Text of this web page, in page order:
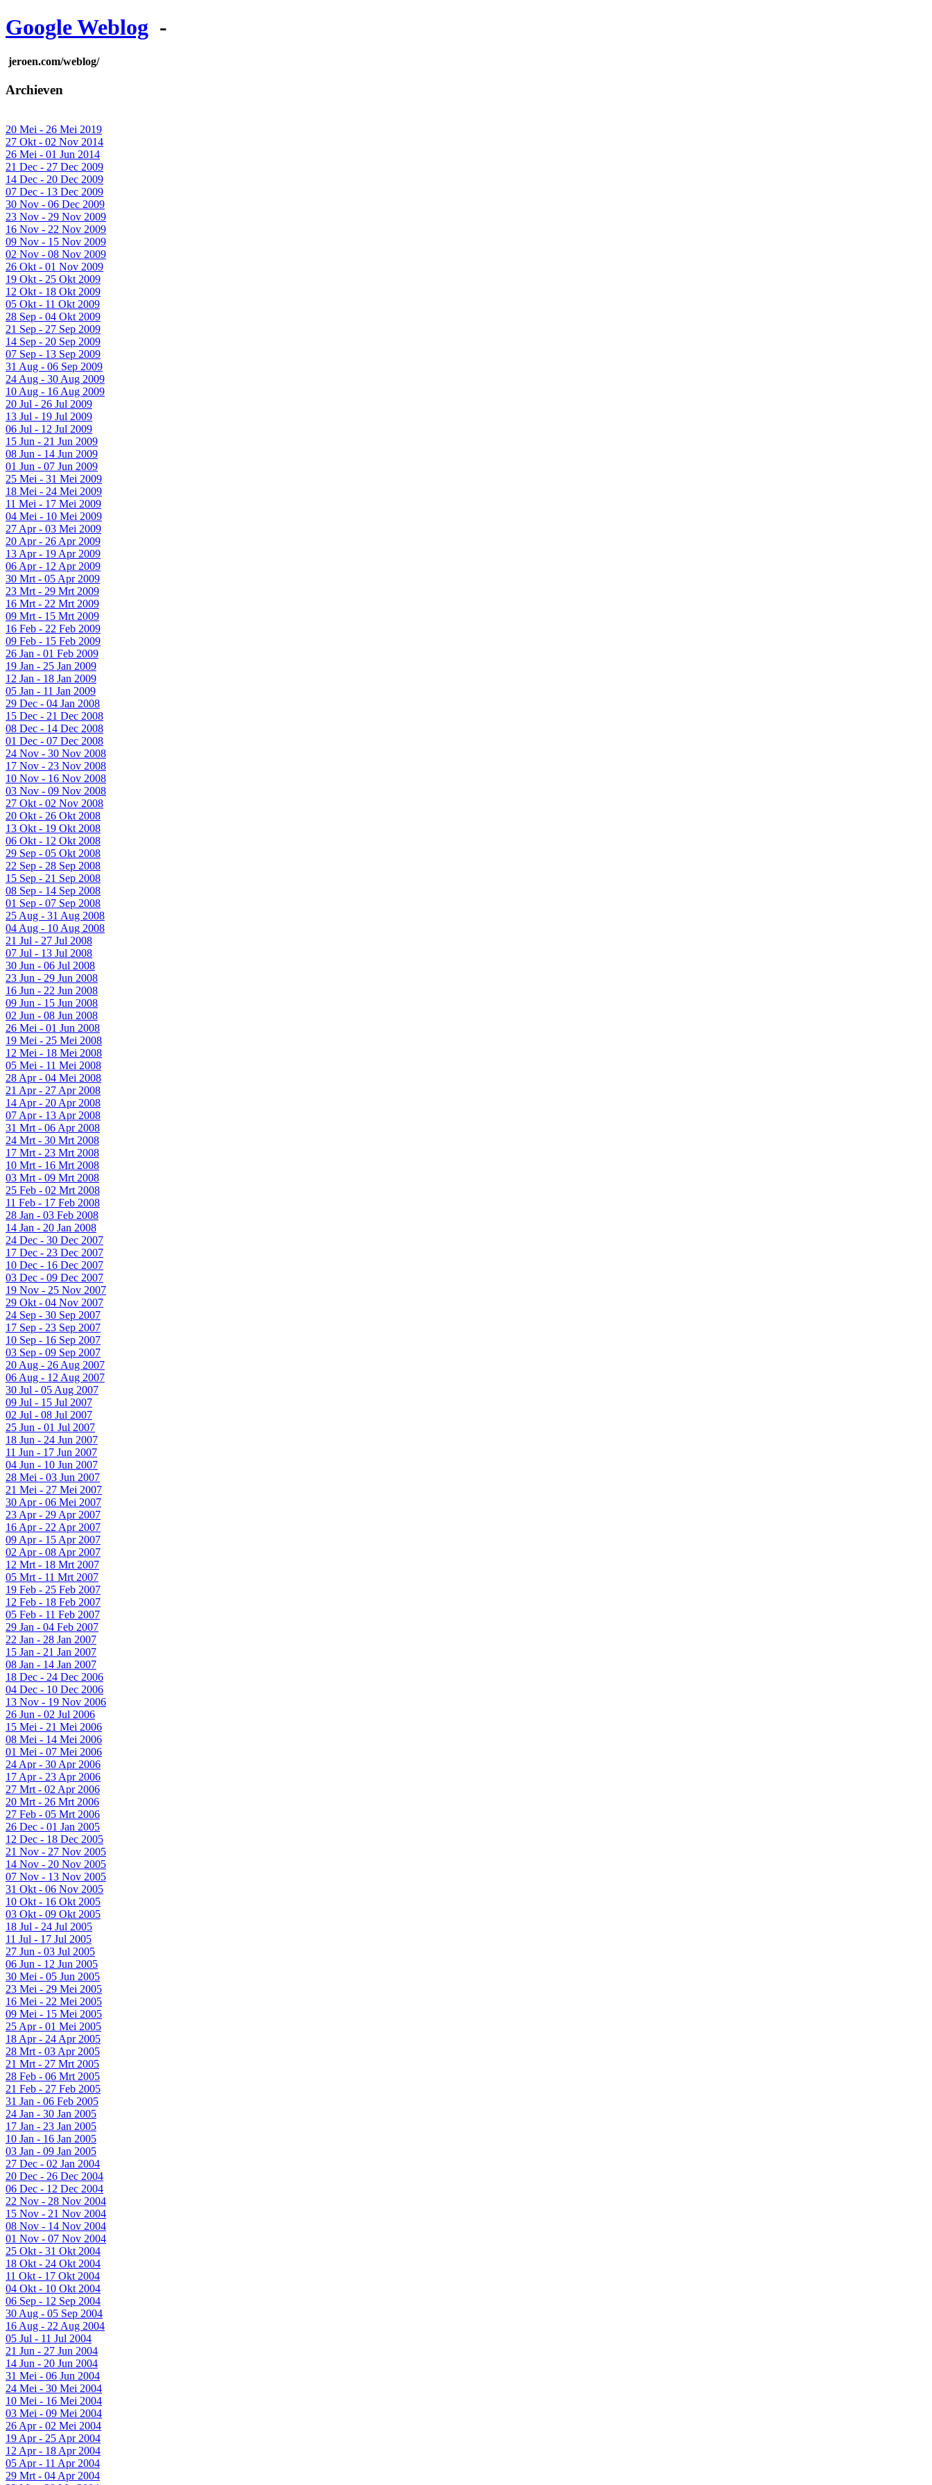
Google Weblog -
jeroen.com/weblog/
Archieven
20 Mei - 26 Mei 2019
27 Okt - 02 Nov 2014
26 Mei - 01 Jun 2014
21 Dec - 27 Dec 2009
14 Dec - 20 Dec 2009
07 Dec - 13 Dec 2009
30 Nov - 06 Dec 2009
23 Nov - 29 Nov 2009
16 Nov - 22 Nov 2009
09 Nov - 15 Nov 2009
02 Nov - 08 Nov 2009
26 Okt - 01 Nov 2009
19 Okt - 25 Okt 2009
12 Okt - 18 Okt 2009
05 Okt - 11 Okt 2009
28 Sep - 04 Okt 2009
21 Sep - 27 Sep 2009
14 Sep - 20 Sep 2009
07 Sep - 13 Sep 2009
31 Aug - 06 Sep 2009
24 Aug - 30 Aug 2009
10 Aug - 16 Aug 2009
20 Jul - 26 Jul 2009
13 Jul - 19 Jul 2009
06 Jul - 12 Jul 2009
15 Jun - 21 Jun 2009
08 Jun - 14 Jun 2009
01 Jun - 07 Jun 2009
25 Mei - 31 Mei 2009
18 Mei - 24 Mei 2009
11 Mei - 17 Mei 2009
04 Mei - 10 Mei 2009
27 Apr - 03 Mei 2009
20 Apr - 26 Apr 2009
13 Apr - 19 Apr 2009
06 Apr - 12 Apr 2009
30 Mrt - 05 Apr 2009
23 Mrt - 29 Mrt 2009
16 Mrt - 22 Mrt 2009
09 Mrt - 15 Mrt 2009
16 Feb - 22 Feb 2009
09 Feb - 15 Feb 2009
26 Jan - 01 Feb 2009
19 Jan - 25 Jan 2009
12 Jan - 18 Jan 2009
05 Jan - 11 Jan 2009
29 Dec - 04 Jan 2008
15 Dec - 21 Dec 2008
08 Dec - 14 Dec 2008
01 Dec - 07 Dec 2008
24 Nov - 30 Nov 2008
17 Nov - 23 Nov 2008
10 Nov - 16 Nov 2008
03 Nov - 09 Nov 2008
27 Okt - 02 Nov 2008
20 Okt - 26 Okt 2008
13 Okt - 19 Okt 2008
06 Okt - 12 Okt 2008
29 Sep - 05 Okt 2008
22 Sep - 28 Sep 2008
15 Sep - 21 Sep 2008
08 Sep - 14 Sep 2008
01 Sep - 07 Sep 2008
25 Aug - 31 Aug 2008
04 Aug - 10 Aug 2008
21 Jul - 27 Jul 2008
07 Jul - 13 Jul 2008
30 Jun - 06 Jul 2008
23 Jun - 29 Jun 2008
16 Jun - 22 Jun 2008
09 Jun - 15 Jun 2008
02 Jun - 08 Jun 2008
26 Mei - 01 Jun 2008
19 Mei - 25 Mei 2008
12 Mei - 18 Mei 2008
05 Mei - 11 Mei 2008
28 Apr - 04 Mei 2008
21 Apr - 27 Apr 2008
14 Apr - 20 Apr 2008
07 Apr - 13 Apr 2008
31 Mrt - 06 Apr 2008
24 Mrt - 30 Mrt 2008
17 Mrt - 23 Mrt 2008
10 Mrt - 16 Mrt 2008
03 Mrt - 09 Mrt 2008
25 Feb - 02 Mrt 2008
11 Feb - 17 Feb 2008
28 Jan - 03 Feb 2008
14 Jan - 20 Jan 2008
24 Dec - 30 Dec 2007
17 Dec - 23 Dec 2007
10 Dec - 16 Dec 2007
03 Dec - 09 Dec 2007
19 Nov - 25 Nov 2007
29 Okt - 04 Nov 2007
24 Sep - 30 Sep 2007
17 Sep - 23 Sep 2007
10 Sep - 16 Sep 2007
03 Sep - 09 Sep 2007
20 Aug - 26 Aug 2007
06 Aug - 12 Aug 2007
30 Jul - 05 Aug 2007
09 Jul - 15 Jul 2007
02 Jul - 08 Jul 2007
25 Jun - 01 Jul 2007
18 Jun - 24 Jun 2007
11 Jun - 17 Jun 2007
04 Jun - 10 Jun 2007
28 Mei - 03 Jun 2007
21 Mei - 27 Mei 2007
30 Apr - 06 Mei 2007
23 Apr - 29 Apr 2007
16 Apr - 22 Apr 2007
09 Apr - 15 Apr 2007
02 Apr - 08 Apr 2007
12 Mrt - 18 Mrt 2007
05 Mrt - 11 Mrt 2007
19 Feb - 25 Feb 2007
12 Feb - 18 Feb 2007
05 Feb - 11 Feb 2007
29 Jan - 04 Feb 2007
22 Jan - 28 Jan 2007
15 Jan - 21 Jan 2007
08 Jan - 14 Jan 2007
18 Dec - 24 Dec 2006
04 Dec - 10 Dec 2006
13 Nov - 19 Nov 2006
26 Jun - 02 Jul 2006
15 Mei - 21 Mei 2006
08 Mei - 14 Mei 2006
01 Mei - 07 Mei 2006
24 Apr - 30 Apr 2006
17 Apr - 23 Apr 2006
27 Mrt - 02 Apr 2006
20 Mrt - 26 Mrt 2006
27 Feb - 05 Mrt 2006
26 Dec - 01 Jan 2005
12 Dec - 18 Dec 2005
21 Nov - 27 Nov 2005
14 Nov - 20 Nov 2005
07 Nov - 13 Nov 2005
31 Okt - 06 Nov 2005
10 Okt - 16 Okt 2005
03 Okt - 09 Okt 2005
18 Jul - 24 Jul 2005
11 Jul - 17 Jul 2005
27 Jun - 03 Jul 2005
06 Jun - 12 Jun 2005
30 Mei - 05 Jun 2005
23 Mei - 29 Mei 2005
16 Mei - 22 Mei 2005
09 Mei - 15 Mei 2005
25 Apr - 01 Mei 2005
18 Apr - 24 Apr 2005
28 Mrt - 03 Apr 2005
21 Mrt - 27 Mrt 2005
28 Feb - 06 Mrt 2005
21 Feb - 27 Feb 2005
31 Jan - 06 Feb 2005
24 Jan - 30 Jan 2005
17 Jan - 23 Jan 2005
10 Jan - 16 Jan 2005
03 Jan - 09 Jan 2005
27 Dec - 02 Jan 2004
20 Dec - 26 Dec 2004
06 Dec - 12 Dec 2004
22 Nov - 28 Nov 2004
15 Nov - 21 Nov 2004
08 Nov - 14 Nov 2004
01 Nov - 07 Nov 2004
25 Okt - 31 Okt 2004
18 Okt - 24 Okt 2004
11 Okt - 17 Okt 2004
04 Okt - 10 Okt 2004
06 Sep - 12 Sep 2004
30 Aug - 05 Sep 2004
16 Aug - 22 Aug 2004
05 Jul - 11 Jul 2004
21 Jun - 27 Jun 2004
14 Jun - 20 Jun 2004
31 Mei - 06 Jun 2004
24 Mei - 30 Mei 2004
10 Mei - 16 Mei 2004
03 Mei - 09 Mei 2004
26 Apr - 02 Mei 2004
19 Apr - 25 Apr 2004
12 Apr - 18 Apr 2004
05 Apr - 11 Apr 2004
29 Mrt - 04 Apr 2004